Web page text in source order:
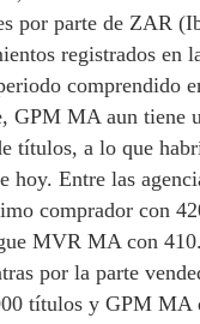
por parte de ZAR
registrados en
comprendido
GPM MA aun tiene
títulos, a lo que
hoy. Entre las
comprador con
MVR MA con
por la parte
títulos y GPM MA